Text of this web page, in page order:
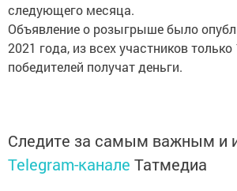
следующего месяца.
Объявление о розыгрыше было
2021 года, из всех участников
победителей получат деньги.
Следите за самым важным и
Telegram-канале Татмедиа